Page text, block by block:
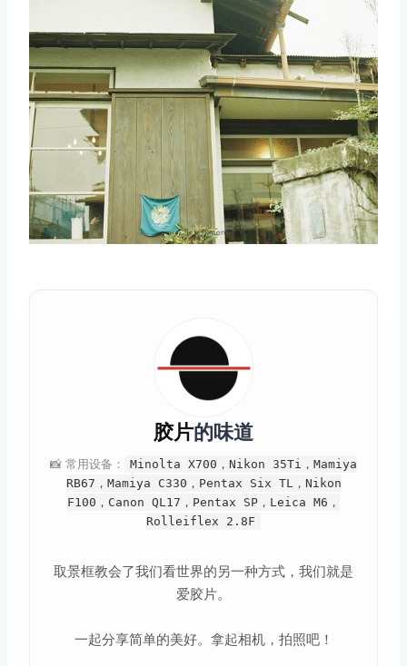
胶片的味道
📸 常用设备：
Minolta X700，Nikon 35Ti，Mamiya
RB67，Mamiya C330，Pentax Six TL，Nikon
F100，Canon QL17，Pentax SP，Leica M6，
Rolleiflex 2.8F
取景框教会了我们看世界的另一种方式，我们就是
爱胶片。
一起分享简单的美好。拿起相机，拍照吧！
取消 搜索